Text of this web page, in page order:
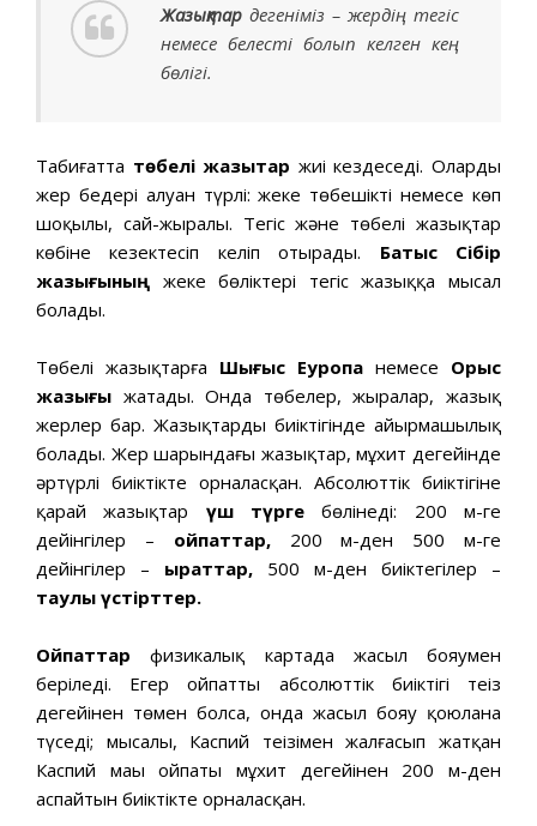
Жазықтар дегеніміз – жердің тегіс
немесе белесті болып келген кең
бөлігі.
Табиғатта төбелі жазықтар жиі кездеседі. Олардың
жер бедері алуан түрлі: жеке төбешікті немесе көп
шоқылы, сай-жыралы. Тегіс және төбелі жазықтар
көбіне кезектесіп келіп отырады. Батыс Сібір
жазығының жеке бөліктері тегіс жазыққа мысал
болады.
Төбелі жазықтарға Шығыс Еуропа немесе Орыс
жазығы жатады. Онда төбелер, жыралар, жазық
жерлер бар. Жазықтардың биіктігінде айырмашылық
болады. Жер шарындағы жазықтар, мұхит деңгейінде
әртүрлі биіктікте орналасқан. Абсолюттік биіктігіне
қарай жазықтар үш түрге бөлінеді: 200 м-ге
дейінгілер – ойпаттар,200 м-ден 500 м-ге
дейінгілер – қыраттар, 500 м-ден биіктегілер –
таулы үстірттер.
Ойпаттар физикалық картада жасыл бояумен
беріледі. Егер ойпаттың абсолюттік биіктігі теңіз
деңгейінен төмен болса, онда жасыл бояу қоюлана
түседі; мысалы, Каспий теңізімен жалғасып жатқан
Каспий маңы ойпаты мұхит деңгейінен 200 м-ден
аспайтын биіктікте орналасқан.